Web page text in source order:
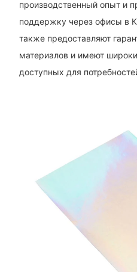
производственный опыт и
поддержку через офисы в
также предоставляют
материалов и имеют
доступных для